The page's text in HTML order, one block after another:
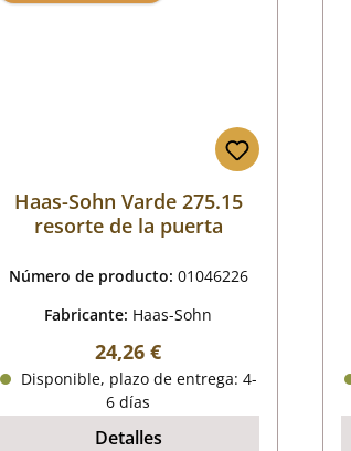
Haas-Sohn Varde 275.15
resorte de la puerta
Número de producto: 01046226
Fabricante: Haas-Sohn
Precio normal:
24,26 €
Disponible, plazo de entrega: 4-
6 días
Detalles